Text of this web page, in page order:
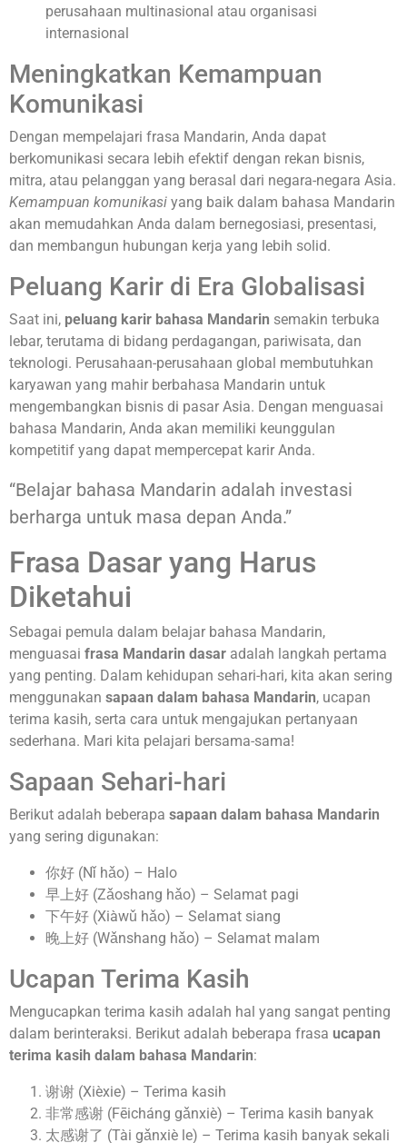
perusahaan multinasional atau organisasi
internasional
Meningkatkan Kemampuan
Komunikasi
Dengan mempelajari frasa Mandarin, Anda dapat
berkomunikasi secara lebih efektif dengan rekan bisnis,
mitra, atau pelanggan yang berasal dari negara-negara Asia.
Kemampuan komunikasi yang baik dalam bahasa Mandarin
akan memudahkan Anda dalam bernegosiasi, presentasi,
dan membangun hubungan kerja yang lebih solid.
Peluang Karir di Era Globalisasi
Saat ini, peluang karir bahasa Mandarin semakin terbuka
lebar, terutama di bidang perdagangan, pariwisata, dan
teknologi. Perusahaan-perusahaan global membutuhkan
karyawan yang mahir berbahasa Mandarin untuk
mengembangkan bisnis di pasar Asia. Dengan menguasai
bahasa Mandarin, Anda akan memiliki keunggulan
kompetitif yang dapat mempercepat karir Anda.
“Belajar bahasa Mandarin adalah investasi
berharga untuk masa depan Anda.”
Frasa Dasar yang Harus
Diketahui
Sebagai pemula dalam belajar bahasa Mandarin,
menguasai frasa Mandarin dasar adalah langkah pertama
yang penting. Dalam kehidupan sehari-hari, kita akan sering
menggunakan sapaan dalam bahasa Mandarin, ucapan
terima kasih, serta cara untuk mengajukan pertanyaan
sederhana. Mari kita pelajari bersama-sama!
Sapaan Sehari-hari
Berikut adalah beberapa sapaan dalam bahasa Mandarin
yang sering digunakan:
你好 (Nǐ hǎo) – Halo
早上好 (Zǎoshang hǎo) – Selamat pagi
下午好 (Xiàwǔ hǎo) – Selamat siang
晚上好 (Wǎnshang hǎo) – Selamat malam
Ucapan Terima Kasih
Mengucapkan terima kasih adalah hal yang sangat penting
dalam berinteraksi. Berikut adalah beberapa frasa ucapan
terima kasih dalam bahasa Mandarin:
谢谢 (Xièxie) – Terima kasih
非常感谢 (Fēicháng gǎnxiè) – Terima kasih banyak
太感谢了 (Tài gǎnxiè le) – Terima kasih banyak sekali